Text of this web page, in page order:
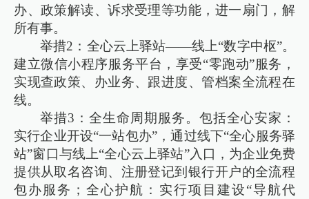
办、政策解读、诉求受理等功能，进一扇门，解
所有事。
举措2：全心云上驿站——线上“数字中枢”。
建立微信小程序服务平台，享受“零跑动”服务，
实现查政策、办业务、跟进度、管档案全流程在
线。
举措3：全生命周期服务。包括全心安家：
实行企业开设“一站包办”，通过线下“全心服务驿
站”窗口与线上“全心云上驿站”入口，为企业免费
提供从取名咨询、注册登记到银行开户的全流程
包办服务；全心护航：实行项目建设“导航代